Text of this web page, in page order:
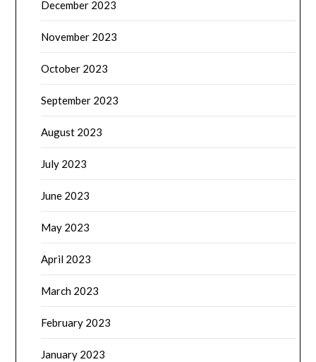
December 2023
November 2023
October 2023
September 2023
August 2023
July 2023
June 2023
May 2023
April 2023
March 2023
February 2023
January 2023